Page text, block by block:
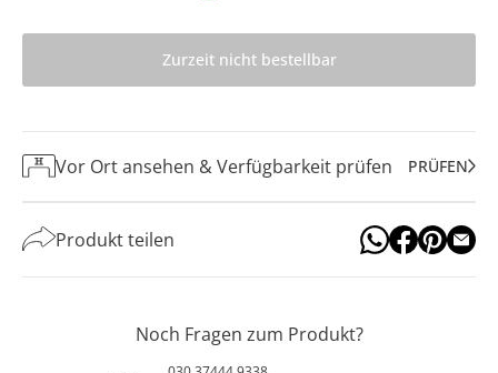
Zurzeit nicht bestellbar
Vor Ort ansehen & Verfügbarkeit prüfen PRÜFEN
Produkt teilen
Noch Fragen zum Produkt?